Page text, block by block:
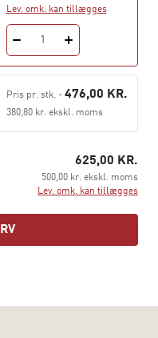
revideret, og
De nye kapitler
omsorg og
Både
og det
styrket i denne
Lev. omk. kan tillægges
1
Pris pr. stk.- 476,00 KR.
380,80 kr. ekskl. moms
625,00 KR.
500,00 kr. ekskl. moms
Lev. omk. kan tillægges